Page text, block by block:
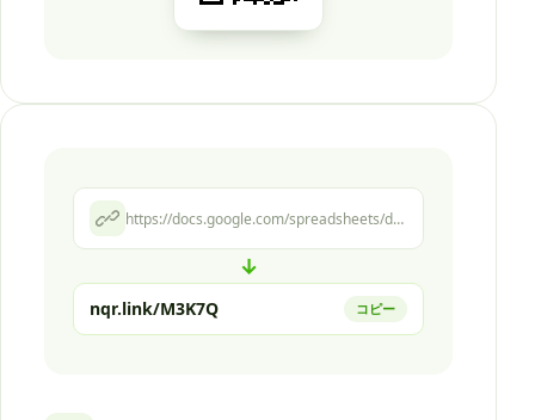
https://docs.google.com/spreadsheets/d/1xK9mQ2vR8pL.../edit
↓
nqr.link/M3K7Q コピー